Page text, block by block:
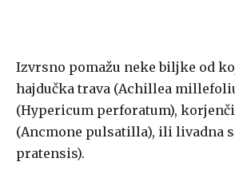
Izvrsno pomažu neke biljke od
hajdučka trava (Achillea
(Hypericum perforatum),
(Ancmone pulsatilla), ili livadna
pratensis).